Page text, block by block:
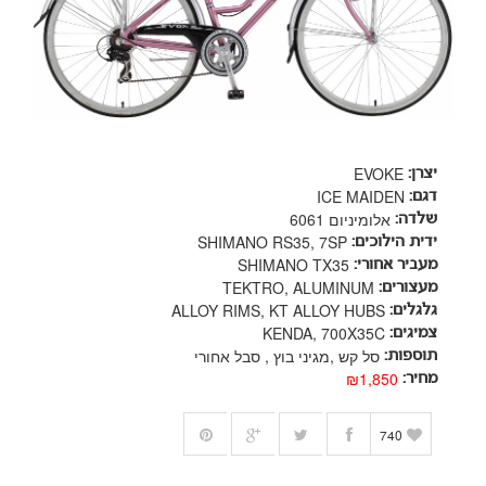
יצרן: EVOKE
דגם: ICE MAIDEN
שלדה: אלומיניום 6061
ידית הילוכים: SHIMANO RS35, 7SP
מעביר אחורי: SHIMANO TX35
מעצורים: TEKTRO, ALUMINUM
גלגלים: ALLOY RIMS, KT ALLOY HUBS
צמיגים: KENDA, 700X35C
תוספות: סל קש ,מגיני בוץ , סבל אחורי
מחיר: ₪1,850
740